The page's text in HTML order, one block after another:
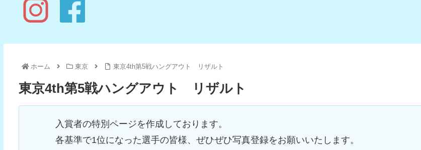
ホーム 東京 東京4th第5戦ハングアウト リザルト
東京4th第5戦ハングアウト リザルト
入賞者の特別ページを作成しております。
各基準で1位になった選手の皆様、ぜひぜひ写真登録をお願いいたします。